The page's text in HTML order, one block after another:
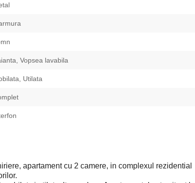
Vopsea lavabila
Utilata
apartament cu 2 camere, in complexul rezidential